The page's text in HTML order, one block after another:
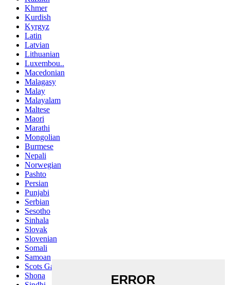
Khmer
Kurdish
Kyrgyz
Latin
Latvian
Lithuanian
Luxembou..
Macedonian
Malagasy
Malay
Malayalam
Maltese
Maori
Marathi
Mongolian
Burmese
Nepali
Norwegian
Pashto
Persian
Punjabi
Serbian
Sesotho
Sinhala
Slovak
Slovenian
Somali
Samoan
Scots Gaelic
Shona